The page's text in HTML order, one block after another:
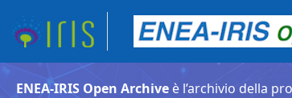
ENEA-IRIS Open Archive è l’archivio della